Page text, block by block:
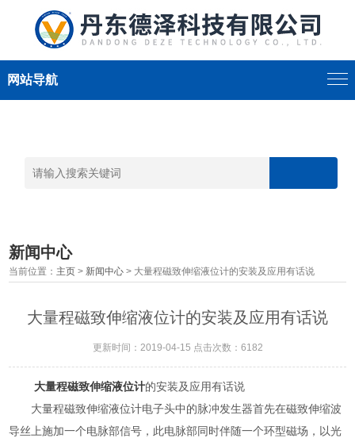
网站导航
新闻中心
当前位置： 主页 > 新闻中心 > 大量程磁致伸缩液位计的安装及应用有话说
大量程磁致伸缩液位计的安装及应用有话说
更新时间：2019-04-15 点击次数：6182
大量程磁致伸缩液位计的安装及应用有话说
大量程磁致伸缩液位计电子头中的脉冲发生器首先在磁致伸缩波
导丝上施加一个电脉部信号，此电脉部同时伴随一个环型磁场，以光